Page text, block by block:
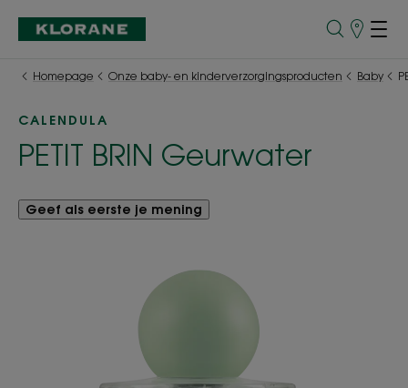
Homepage Onze baby- en kinderverzorgingsproducten Baby
CALENDULA
PETIT BRIN Geurwater
Geef als eerste je mening